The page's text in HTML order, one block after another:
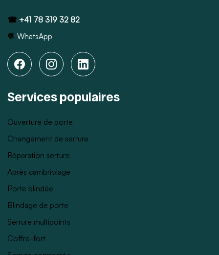
☎ +41 78 319 32 82
💬 WhatsApp
Services populaires
Ouverture de porte
Changement de serrure
Réparation serrure
Après cambriolage
Porte blindée
Blindage de porte
Serrure multipoints
Coffre-fort